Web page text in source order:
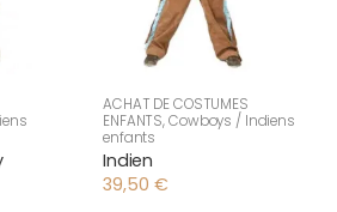
ACHAT DE COSTUMES
ENFANTS,Cowboys / Indiens
enfants
Indien
39,50 €